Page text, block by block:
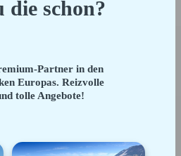
die schon?
Partner in den
Europas. Reizvolle
tolle Angebote!